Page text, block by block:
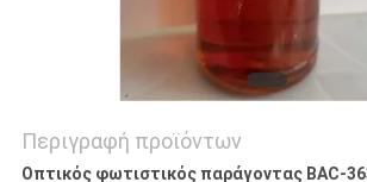
ΠΡΟΣΦΟΡΆ
SITEMAP
Περιγραφή προϊόντων
Οπτικός φωτιστικός παράγοντας BAC-